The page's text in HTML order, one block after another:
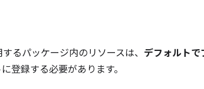
るパッケージ内のリソースは、 デフォルトで
登録する必要があります。